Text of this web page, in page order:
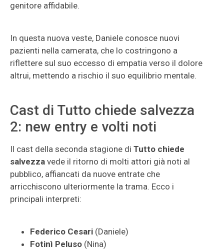
genitore affidabile.
In questa nuova veste, Daniele conosce nuovi
pazienti nella camerata, che lo costringono a
riflettere sul suo eccesso di empatia verso il dolore
altrui, mettendo a rischio il suo equilibrio mentale.
Cast di Tutto chiede salvezza
2: new entry e volti noti
Il cast della seconda stagione di Tutto chiede
salvezza vede il ritorno di molti attori già noti al
pubblico, affiancati da nuove entrate che
arricchiscono ulteriormente la trama. Ecco i
principali interpreti:
Federico Cesari (Daniele)
Fotinì Peluso (Nina)